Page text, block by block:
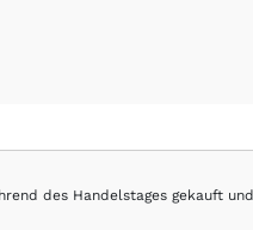
des Handelstages gekauft und